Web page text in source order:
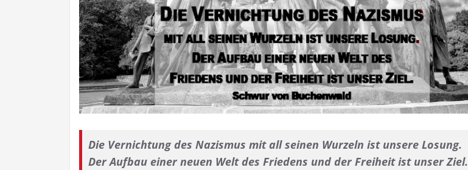
Die Vernichtung des Nazismus mit all seinen Wurzeln ist unsere Losung.
Der Aufbau einer neuen Welt des Friedens und der Freiheit ist unser Ziel.